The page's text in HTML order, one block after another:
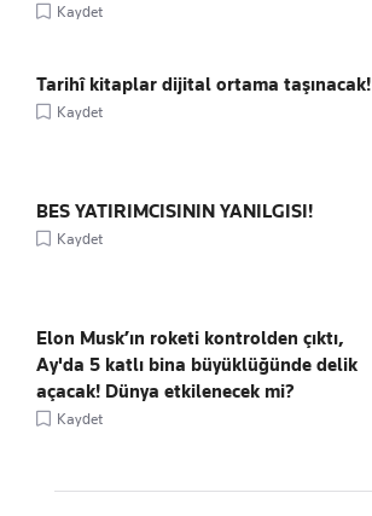
Kaydet
Tarihî kitaplar dijital ortama taşınacak!
Kaydet
BES YATIRIMCISININ YANILGISI!
Kaydet
Elon Musk’ın roketi kontrolden çıktı,
Ay'da 5 katlı bina büyüklüğünde delik
açacak! Dünya etkilenecek mi?
Kaydet